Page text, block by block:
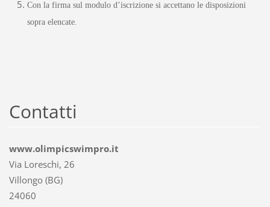
Con la firma sul modulo d’iscrizione si accettano le disposizioni
sopra elencate.
Contatti
www.olimpicswimpro.it
Via Loreschi, 26
Villongo (BG)
24060